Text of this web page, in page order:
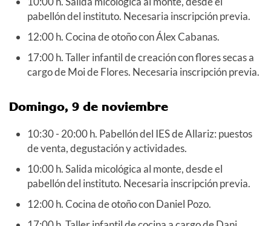
pabellón del instituto. Necesaria inscripción previa.
12:00 h. Cocina de otoño con Álex Cabanas.
17:00 h. Taller infantil de creación con flores secas a
cargo de Moi de Flores. Necesaria inscripción previa.
Domingo, 9 de noviembre
10:30 - 20:00 h. Pabellón del IES de Allariz: puestos
de venta, degustación y actividades.
10:00 h. Salida micológica al monte, desde el
pabellón del instituto. Necesaria inscripción previa.
12:00 h. Cocina de otoño con Daniel Pozo.